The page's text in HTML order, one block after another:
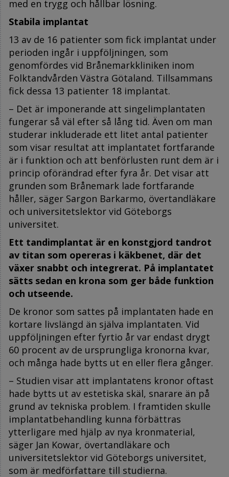
med en trygg och hållbar lösning.
Stabila implantat
13 av de 16 patienter som fick implantat under
perioden ingår i uppföljningen, som
genomfördes vid Brånemarkkliniken inom
Folktandvården Västra Götaland. Tillsammans
fick dessa 13 patienter 18 implantat.
– Det är imponerande att singelimplantaten
fungerar så väl efter så lång tid. Även om man
studerar inkluderade ett litet antal patienter
som visar resultat att implantatet fortfarande
är i funktion och att benförlusten runt dem är i
princip oförändrad efter fyra år. Det visar att
grunden som Brånemark lade fortfarande
håller, säger Sargon Barkarmo, övertandläkare
och universitetslektor vid Göteborgs
universitet.
Ett tandimplantat är en konstgjord tandrot
av titan som opereras i käkbenet, där det
växer snabbt och integrerat. På implantatet
sätts sedan en krona som ger både funktion
och utseende.
De kronor som sattes på implantaten hade en
kortare livslängd än själva implantaten. Vid
uppföljningen efter fyrtio år var endast drygt
60 procent av de ursprungliga kronorna kvar,
och många hade bytts ut en eller flera gånger.
– Studien visar att implantatens kronor oftast
hade bytts ut av estetiska skäl, snarare än på
grund av tekniska problem. I framtiden skulle
implantatbehandling kunna förbättras
ytterligare med hjälp av nya kronmaterial,
säger Jan Kowar, övertandläkare och
universitetslektor vid Göteborgs universitet,
som är medförfattare till studierna.